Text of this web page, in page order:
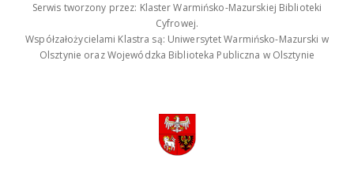
Serwis tworzony przez: Klaster Warmińsko-Mazurskiej Biblioteki
Cyfrowej.
Współzałożycielami Klastra są: Uniwersytet Warmińsko-Mazurski w
Olsztynie oraz Wojewódzka Biblioteka Publiczna w Olsztynie